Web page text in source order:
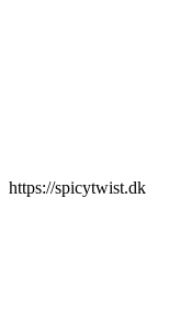
https://spicytwist.dk